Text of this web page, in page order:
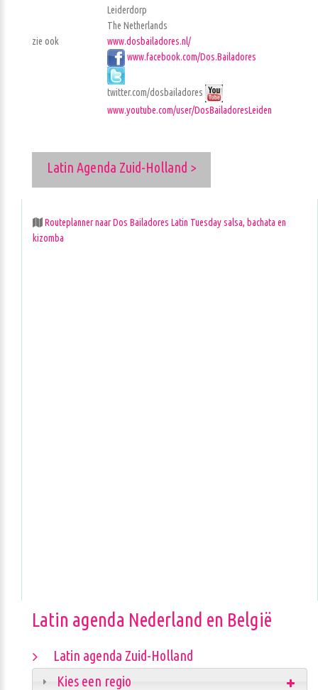
Leiderdorp
The Netherlands
zie ook
www.dosbailadores.nl/
www.facebook.com/Dos.Bailadores
twitter.com/dosbailadores
www.youtube.com/user/DosBailadoresLeiden
Latin Agenda Zuid-Holland >
Routeplanner naar Dos Bailadores Latin Tuesday salsa, bachata en
kizomba
Latin agenda Nederland en België
Latin agenda Zuid-Holland
Kies een regio